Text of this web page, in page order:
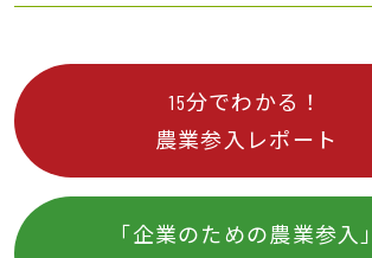
15分でわかる！
農業参入レポート
「企業のための農業参入」